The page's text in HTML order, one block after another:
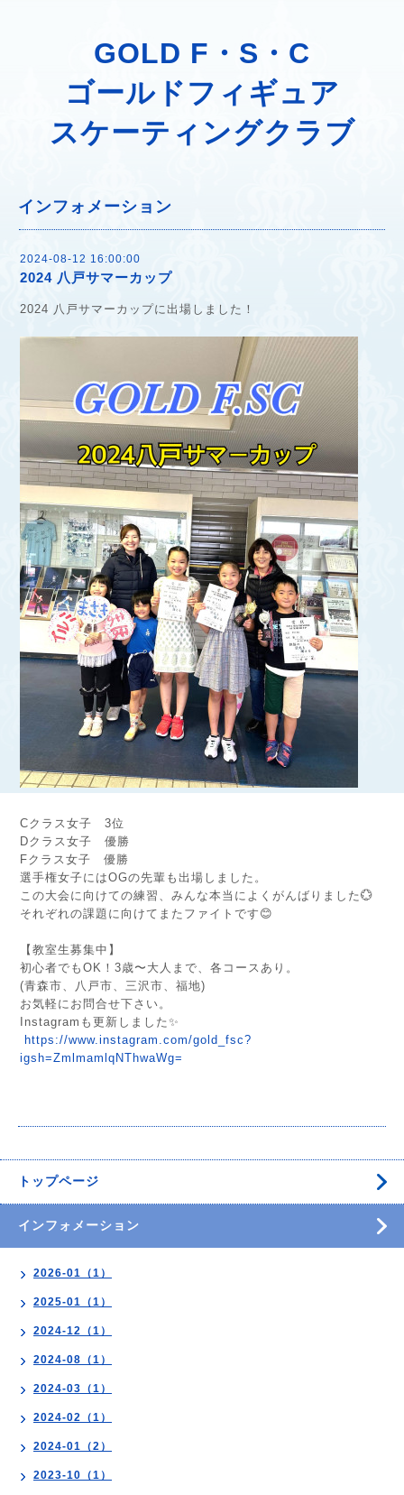
GOLD F・S・C
ゴールドフィギュア
スケーティングクラブ
インフォメーション
2024-08-12 16:00:00
2024 八戸サマーカップ
2024 八戸サマーカップに出場しました！
Cクラス女子 3位
Dクラス女子 優勝
Fクラス女子 優勝
選手権女子にはOGの先輩も出場しました。
この大会に向けての練習、みんな本当によくがんばりました💮
それぞれの課題に向けてまたファイトです😊
【教室生募集中】
初心者でもOK！3歳〜大人まで、各コースあり。
(青森市、八戸市、三沢市、福地)
お気軽にお問合せ下さい。
Instagramも更新しました✨
https://www.instagram.com/gold_fsc?
igsh=ZmlmamlqNThwaWg=
トップページ
インフォメーション
2026-01（1）
2025-01（1）
2024-12（1）
2024-08（1）
2024-03（1）
2024-02（1）
2024-01（2）
2023-10（1）